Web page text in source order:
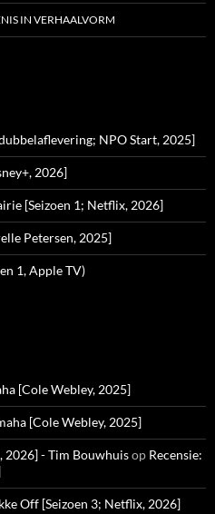
IN VERHAALVORM
NPO Start, 2025]
2026]
[Seizoen 1; Netflix, 2026]
Petersen, 2025]
1, Apple TV)
[Cole Webley, 2025]
[Cole Webley, 2025]
2026] - Tim Bouwhuisop Recensie:
Off [Seizoen 3; Netflix, 2026]